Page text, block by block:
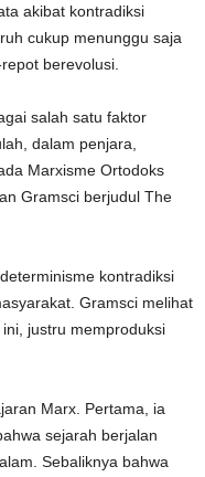
akibat kontradiksi
cukup menunggu saja
berevolusi.
salah satu faktor
dalam penjara,
Marxisme Ortodoks
Gramsci berjudul The
kontradiksi
Gramsci melihat
justru memproduksi
Marx. Pertama, ia
sejarah berjalan
Sebaliknya bahwa